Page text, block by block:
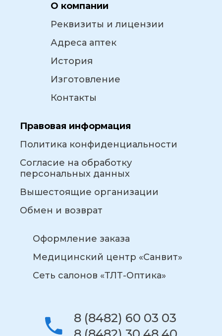
О компании
Реквизиты и лицензии
Адреса аптек
История
Изготовление
Контакты
Правовая информация
Политика конфиденциальности
Согласие на обработку
персональных данных
Вышестоящие организации
Обмен и возврат
Оформление заказа
Медицинский центр «Санвит»
Сеть салонов «ТЛТ-Оптика»
8 (8482) 60 03 03